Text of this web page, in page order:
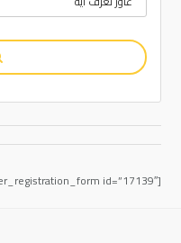
[user_registration_form id=”17139″]